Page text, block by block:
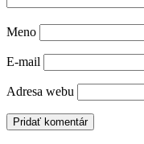
Meno
E-mail
Adresa webu